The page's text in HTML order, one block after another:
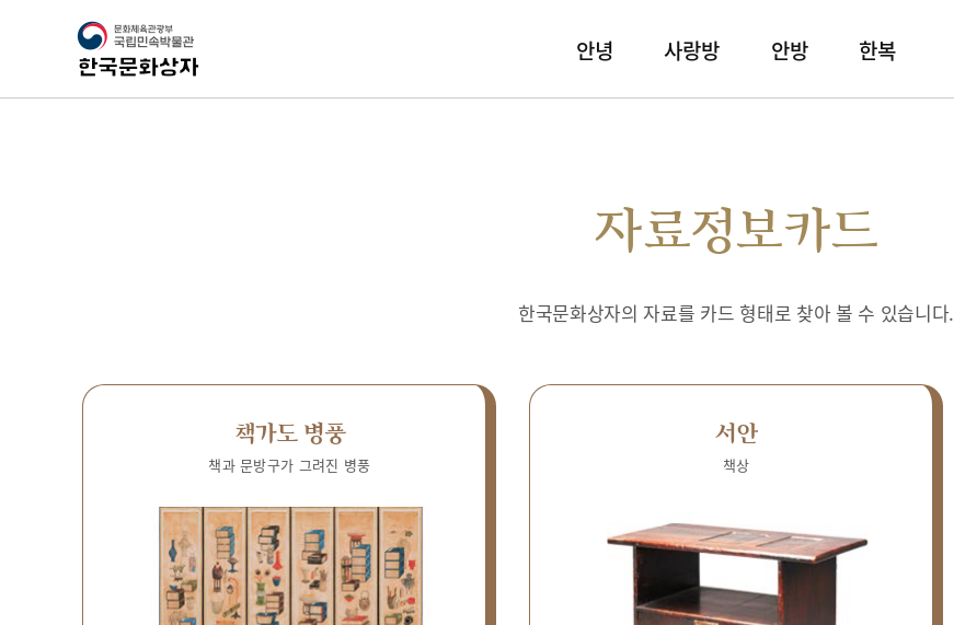
안녕 사랑방 안방 한복
자료정보카드
한국문화상자의 자료를 카드 형태로 찾아 볼 수 있습니다.
책가도 병풍
책과 문방구가 그려진 병풍
서안
책상